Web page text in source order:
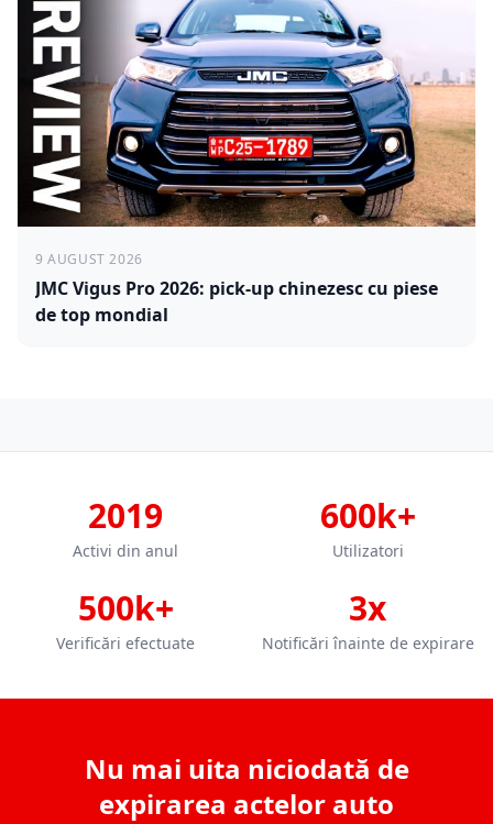
9 AUGUST 2026
JMC Vigus Pro 2026: pick-up chinezesc cu piese
de top mondial
2019
Activi din anul
600k+
Utilizatori
500k+
Verificări efectuate
3x
Notificări înainte de expirare
Nu mai uita niciodată de
expirarea actelor auto